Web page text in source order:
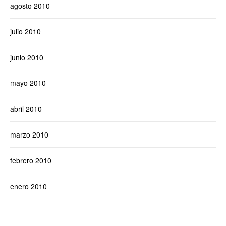
agosto 2010
julio 2010
junio 2010
mayo 2010
abril 2010
marzo 2010
febrero 2010
enero 2010